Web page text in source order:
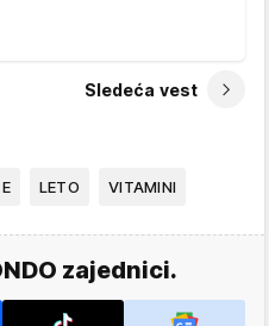
Sledeća vest
LETO VITAMINI
zajednici.